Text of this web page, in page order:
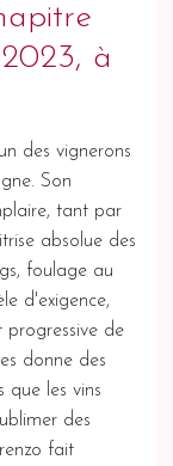
à
des vignerons
Son
tant par
absolue des
foulage au
d'exigence,
de
donne des
que les vins
des
fait